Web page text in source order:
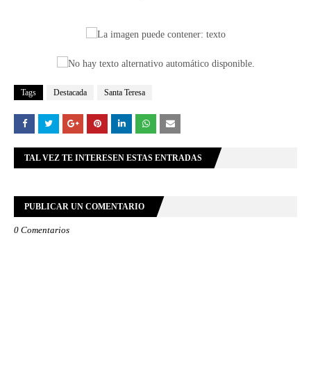
Tags Destacada Santa Teresa
TAL VEZ TE INTERESEN ESTAS ENTRADAS
PUBLICAR UN COMENTARIO
0 Comentarios